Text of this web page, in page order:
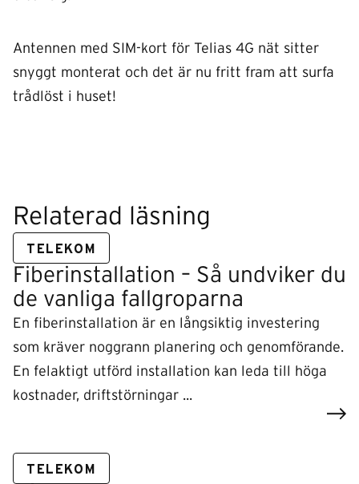
Antennen med SIM-kort för Telias 4G nät sitter
snyggt monterat och det är nu fritt fram att surfa
trådlöst i huset!
Relaterad läsning
TELEKOM
Fiberinstallation – Så undviker du
de vanliga fallgroparna
En fiberinstallation är en långsiktig investering
som kräver noggrann planering och genomförande.
En felaktigt utförd installation kan leda till höga
kostnader, driftstörningar ...
TELEKOM